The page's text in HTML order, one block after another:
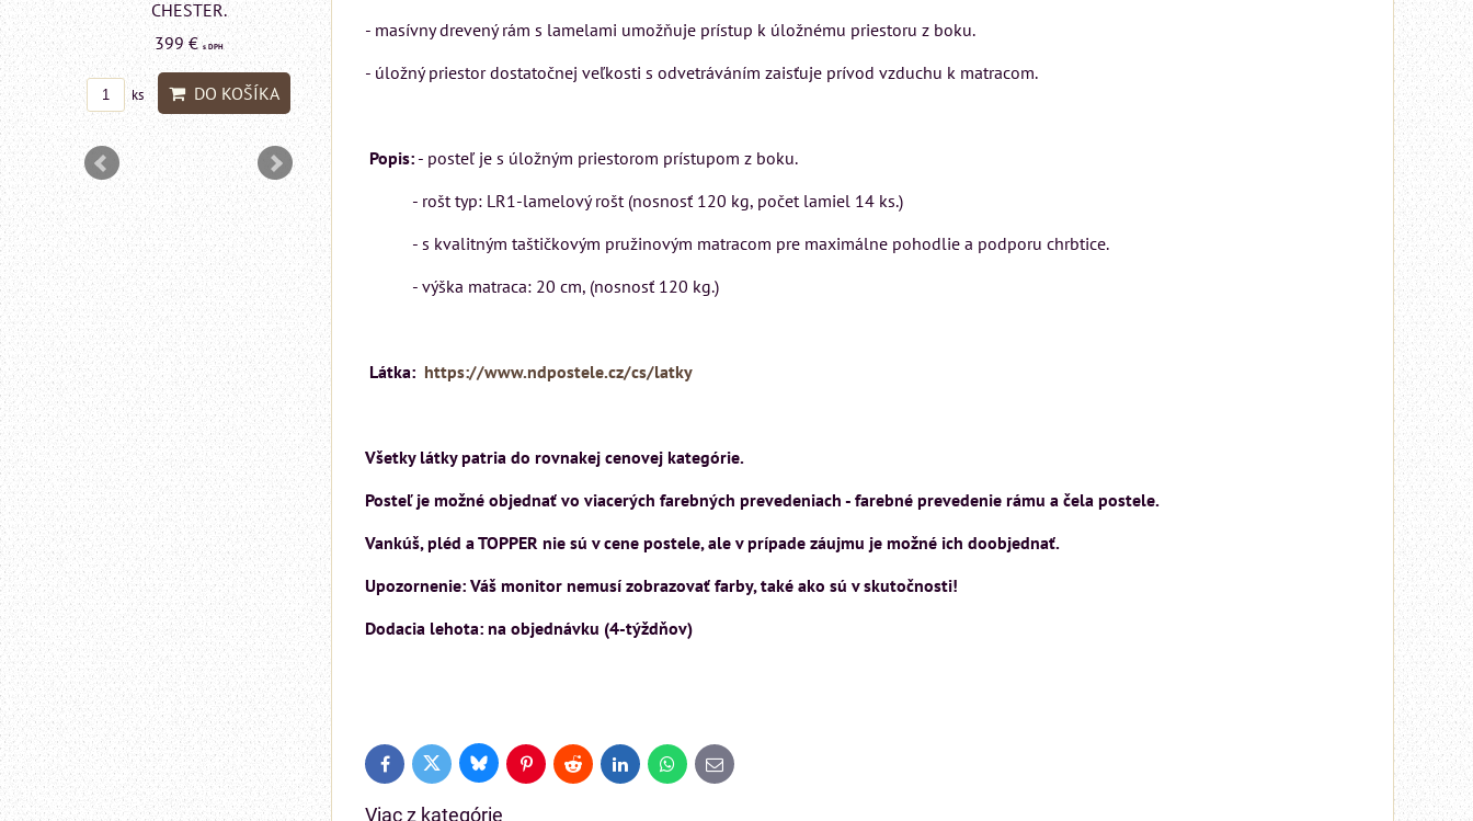
- masívny drevený rám s lamelami umožňuje prístup k úložnému priestoru z boku.
- úložný priestor dostatočnej veľkosti s odvetráváním zaisťuje prívod vzduchu k matracom.
Popis: - posteľ je s úložným priestorom prístupom z boku.
- rošt typ: LR1-lamelový rošt (nosnosť 120 kg, počet lamiel 14 ks.)
- s kvalitným taštičkovým pružinovým matracom pre maximálne pohodlie a podporu chrbtice.
- výška matraca: 20 cm, (nosnosť 120 kg.)
Látka: https://www.ndpostele.cz/cs/latky
Všetky látky patria do rovnakej cenovej kategórie.
Posteľ je možné objednať vo viacerých farebných prevedeniach - farebné prevedenie rámu a čela postele.
Vankúš, pléd a TOPPER nie sú v cene postele, ale v prípade záujmu je možné ich doobjednať.
Upozornenie: Váš monitor nemusí zobrazovať farby, také ako sú v skutočnosti!
Dodacia lehota: na objednávku (4-týždňov)
FacebookTwitter BlueskyPinterestReddit LinkedInWhatsApp
E-
mail
Viac z kategórie
ks DO KOŠÍKA
CHESTER.
599 €s DPH
399 €
ks DO KOŠÍKA